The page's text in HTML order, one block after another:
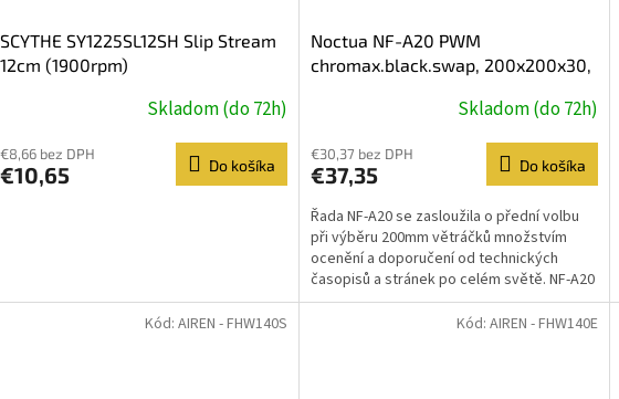
SCYTHE SY1225SL12SH Slip Stream
12cm (1900rpm)
Skladom (do 72h)
€8,66 bez DPH
€10,65 Do košíka
Noctua NF-A20 PWM
chromax.black.swap, 200x200x30,
Skladom (do 72h)
€30,37 bez DPH
€37,35 Do košíka
Řada NF-A20 se zasloužila o přední volbu
při výběru 200mm větráčků množstvím
ocenění a doporučení od technických
časopisů a stránek po celém světě. NF-A20
PWM chromax.black.swap...
Kód: AIREN - FHW140S Kód: AIREN - FHW140E